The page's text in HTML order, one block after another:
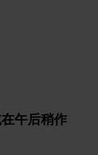
午后稍作